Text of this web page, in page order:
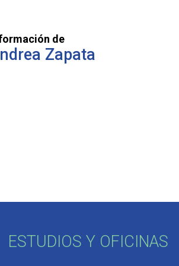
de
Zapata
ESTUDIOS Y OFICINAS